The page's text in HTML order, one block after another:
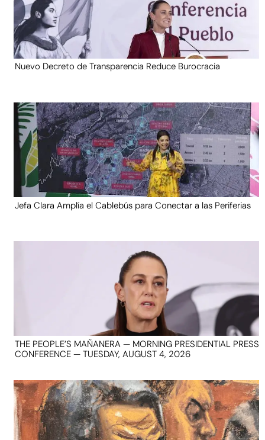
Nuevo Decreto de Transparencia Reduce Burocracia
Jefa Clara Amplía el Cablebús para Conectar a las Periferias
THE PEOPLE’S MAÑANERA — MORNING PRESIDENTIAL PRESS
CONFERENCE — TUESDAY, AUGUST 4, 2026